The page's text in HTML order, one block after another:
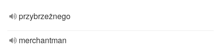
przybrzeżnego
merchantman